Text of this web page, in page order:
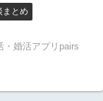
まとめ
・婚活アプリpairs